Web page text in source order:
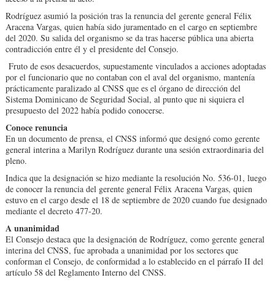
Rodríguez asumió la posición tras la renuncia del gerente general Félix
Aracena Vargas, quien había sido juramentado en el cargo en septiembre
del 2020. Su salida del organismo se da tras hacerse pública una abierta
contradicción entre él y el presidente del Consejo.
Fruto de esos desacuerdos, supuestamente vinculados a acciones adoptadas
por el funcionario que no contaban con el aval del organismo, mantenía
prácticamente paralizado al CNSS que es el órgano de dirección del
Sistema Dominicano de Seguridad Social, al punto que ni siquiera el
presupuesto del 2022 había podido conocerse.
Conoce renuncia
En un documento de prensa, el CNSS informó que designó como gerente
general interina a Marilyn Rodríguez durante una sesión extraordinaria del
pleno.
Indica que la designación se hizo mediante la resolución No. 536-01, luego
de conocer la renuncia del gerente general Félix Aracena Vargas, quien
estuvo en el cargo desde el 18 de septiembre de 2020 cuando fue designado
mediante el decreto 477-20.
A unanimidad
El Consejo destaca que la designación de Rodríguez, como gerente general
interina del CNSS, fue aprobada a unanimidad por los sectores que
conforman el Consejo, de conformidad a lo establecido en el párrafo II del
artículo 58 del Reglamento Interno del CNSS.